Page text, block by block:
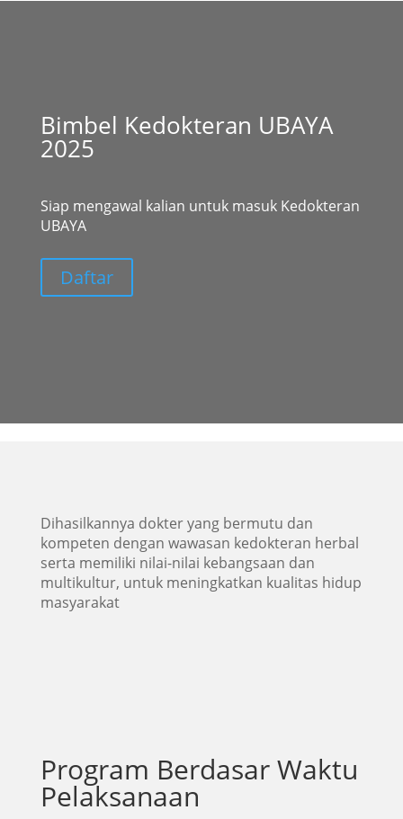
Bimbel Kedokteran UBAYA
2025
Siap mengawal kalian untuk masuk Kedokteran
UBAYA
Daftar
Dihasilkannya dokter yang bermutu dan
kompeten dengan wawasan kedokteran herbal
serta memiliki nilai-nilai kebangsaan dan
multikultur, untuk meningkatkan kualitas hidup
masyarakat
Program Berdasar Waktu
Pelaksanaan